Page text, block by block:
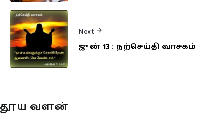
Next
ஜுன் 13 : நற்செய்தி வாசகம்
தூய வளன்